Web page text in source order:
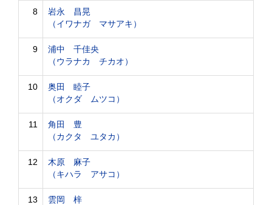
8
岩永 昌晃
（イワナガ マサアキ）
9
浦中 千佳央
（ウラナカ チカオ）
10
奥田 睦子
（オクダ ムツコ）
11
角田 豊
（カクタ ユタカ）
12
木原 麻子
（キハラ アサコ）
13
雲岡 梓